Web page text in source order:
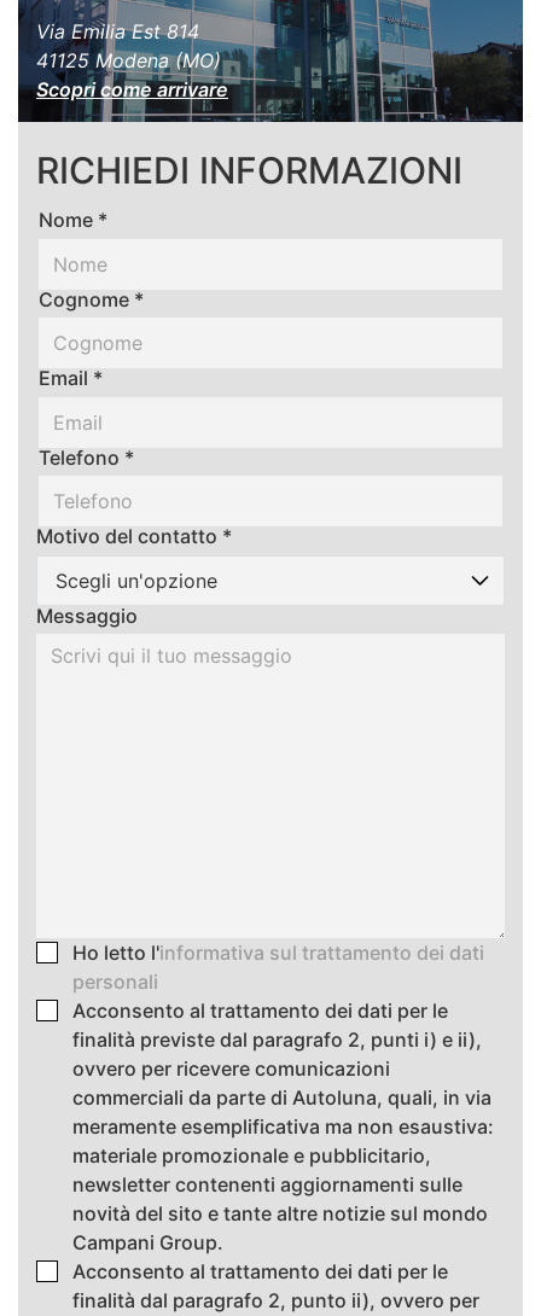
Via Emilia Est 814
41125 Modena (MO)
Scopri come arrivare
RICHIEDI INFORMAZIONI
Nome *
Cognome *
Email *
Telefono *
Motivo del contatto *
Scegli un'opzione
Messaggio
Ho letto l'informativa sul trattamento dei dati
personali
Acconsento al trattamento dei dati per le
finalità previste dal paragrafo 2, punti i) e ii),
ovvero per ricevere comunicazioni
commerciali da parte di Autoluna, quali, in via
meramente esemplificativa ma non esaustiva:
materiale promozionale e pubblicitario,
newsletter contenenti aggiornamenti sulle
novità del sito e tante altre notizie sul mondo
Campani Group.
Acconsento al trattamento dei dati per le
finalità dal paragrafo 2, punto ii), ovvero per